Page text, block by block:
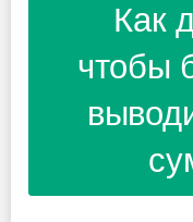
Как
чтобы